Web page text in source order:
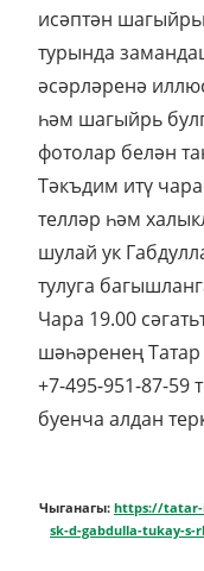
исәптән
турында
әсәрләренә
һәм шагыйрь
фотолар белән
Тәкъдим итү
телләр һәм
шулай ук
тулуга
Чара 19.00
шәһәренең Татар
+7-495-951-87-59
буенча алдан
Чыганагы: https://tatar-
sk-d-gabdulla-tukay-